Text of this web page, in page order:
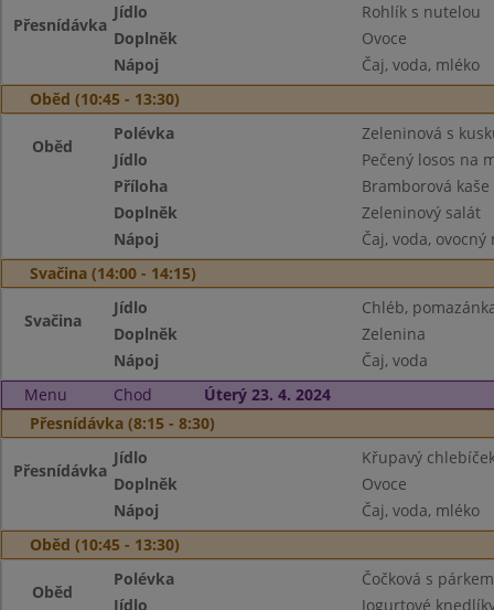
Přesnídávka
Jídlo
Rohlík s nutelou
Doplněk
Ovoce
Nápoj
Čaj, voda, mléko
Oběd (10:45 - 13:30)
Oběd
Polévka
Zeleninová s
Jídlo
Pečený losos na
Příloha
Bramborová kaše
Doplněk
Zeleninový salát
Nápoj
Čaj, voda, ovocný
Svačina (14:00 - 14:15)
Svačina
Jídlo
Chléb,
Doplněk
Zelenina
Nápoj
Čaj, voda
Menu
Chod
Úterý 23. 4. 2024
Přesnídávka (8:15 - 8:30)
Přesnídávka
Jídlo
Křupavý
Doplněk
Ovoce
Nápoj
Čaj, voda, mléko
Oběd (10:45 - 13:30)
Oběd
Polévka
Čočková s párkem
Jídlo
Jogurtové